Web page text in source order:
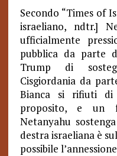
Secondo “Times of
israeliano, ndtr.]
ufficialmente
pubblica da parte
Trump di
Cisgiordania da
Bianca si rifiuti di
proposito, e un
Netanyahu
destra israeliana è
possibile